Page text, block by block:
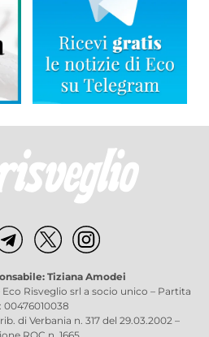
Tiziana Amodei
Risveglio srl a socio unico – Partita
00476010038
di Verbania n. 317 del 29.03.2002 –